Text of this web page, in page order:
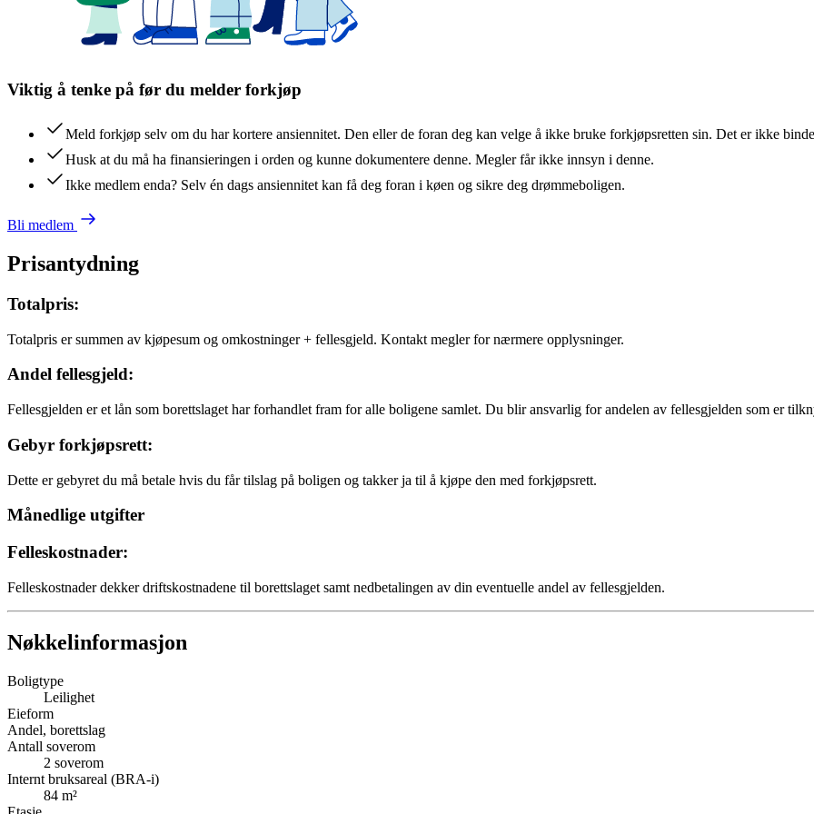
Viktig å tenke på før du melder forkjøp
Meld forkjøp selv om du har kortere ansiennitet. Den eller de foran deg kan velge å ikke bruke forkjøpsretten sin. Det er ikke
Husk at du må ha finansieringen i orden og kunne dokumentere denne. Megler får ikke innsyn i denne.
Ikke medlem enda? Selv én dags ansiennitet kan få deg foran i køen og sikre deg drømmeboligen.
Bli medlem
Prisantydning
Totalpris:
Totalpris er summen av kjøpesum og omkostninger + fellesgjeld. Kontakt megler for nærmere opplysninger.
Andel fellesgjeld:
Fellesgjelden er et lån som borettslaget har forhandlet fram for alle boligene samlet. Du blir ansvarlig for andelen av fellesgjelden som er
Gebyr forkjøpsrett:
Dette er gebyret du må betale hvis du får tilslag på boligen og takker ja til å kjøpe den med forkjøpsrett.
Månedlige utgifter
Felleskostnader:
Felleskostnader dekker driftskostnadene til borettslaget samt nedbetalingen av din eventuelle andel av fellesgjelden.
Nøkkelinformasjon
Boligtype
Leilighet
Eieform
Andel, borettslag
Antall soverom
2 soverom
Internt bruksareal (BRA-i)
84 m²